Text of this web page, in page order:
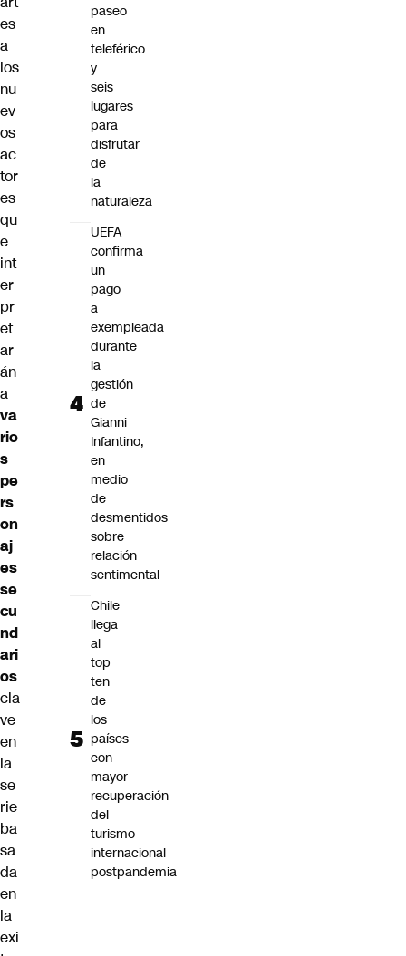
es
a
los
nu
ev
os
ac
tor
es
qu
e
int
er
pr
et
ar
án
a
va
rio
s
pe
rs
on
aj
es
se
cu
nd
ari
os
cla
ve
en
la
se
rie
ba
sa
da
en
la
exi
paseo
en
teleférico
y
seis
lugares
para
disfrutar
de
la
naturaleza
UEFA
confirma
un
pago
a
exempleada
durante
la
gestión
de
Gianni
Infantino,
en
medio
de
desmentidos
sobre
relación
sentimental
Chile
llega
al
top
ten
de
los
países
con
mayor
recuperación
del
turismo
internacional
postpandemia